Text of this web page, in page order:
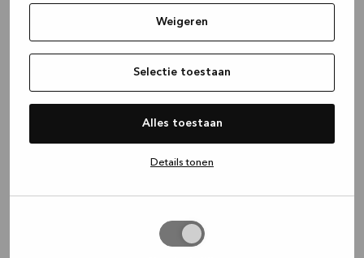
Weigeren
Selectie toestaan
Alles toestaan
Details tonen
(see the browser console for more
information).